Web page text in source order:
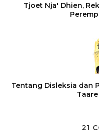
Tjoet Nja' Dhien,
Tentang Disleksia dan
21